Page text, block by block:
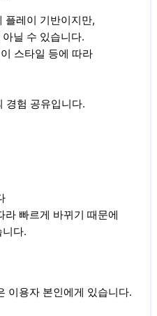
플레이 기반이지만,
닐 수 있습니다.
스타일 등에 따라
경험 공유입니다.
라 빠르게 바뀌기 때문에
다.
이용자 본인에게 있습니다.